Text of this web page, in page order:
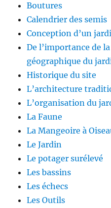
Boutures
Calendrier des semis
Conception d’un
De l’importance de
géographique du
Historique du site
L’architecture
L’organisation du
La Faune
La Mangeoire à
Le Jardin
Le potager surélevé
Les bassins
Les échecs
Les Outils